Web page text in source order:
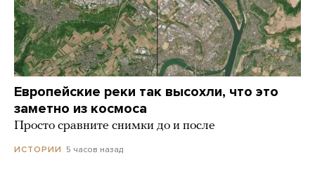
Европейские реки так высохли, что это
заметно из космоса
Просто сравните снимки до и после
ИСТОРИИ 5 часов назад